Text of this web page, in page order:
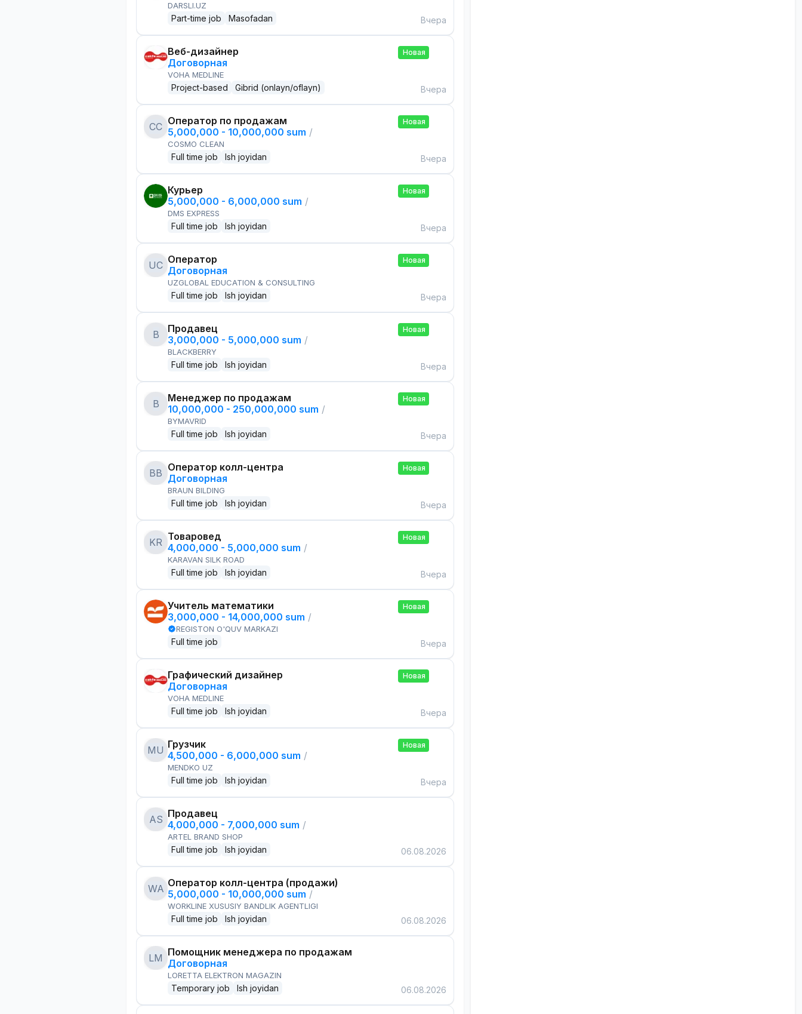
DARSLI.UZ
Part-time job Masofadan Вчера
Веб-дизайнер
Договорная
VOHA MEDLINE
Project-based Gibrid (onlayn/oflayn)
Новая
Вчера
CC Оператор по продажам
5,000,000 - 10,000,000 sum /
COSMO CLEAN
Full time job Ish joyidan
Новая
Вчера
Курьер
5,000,000 - 6,000,000 sum /
DMS EXPRESS
Full time job Ish joyidan
Новая
Вчера
UC Оператор
Договорная
UZGLOBAL EDUCATION & CONSULTING
Full time job Ish joyidan
Новая
Вчера
B
Продавец
3,000,000 - 5,000,000 sum /
BLACKBERRY
Full time job Ish joyidan
Новая
Вчера
B
Менеджер по продажам
10,000,000 - 250,000,000 sum /
BYMAVRID
Full time job Ish joyidan
Новая
Вчера
BB Оператор колл-центра
Договорная
BRAUN BILDING
Full time job Ish joyidan
Новая
Вчера
KR Товаровед
4,000,000 - 5,000,000 sum /
KARAVAN SILK ROAD
Full time job Ish joyidan
Новая
Вчера
Учитель математики
3,000,000 - 14,000,000 sum /
REGISTON O'QUV MARKAZI
Full time job
Новая
Вчера
Графический дизайнер
Договорная
VOHA MEDLINE
Full time job Ish joyidan
Новая
Вчера
MU Грузчик
4,500,000 - 6,000,000 sum /
MENDKO UZ
Full time job Ish joyidan
Новая
Вчера
AS Продавец
4,000,000 - 7,000,000 sum /
ARTEL BRAND SHOP
Full time job Ish joyidan 06.08.2026
WA Оператор колл-центра (продажи)
5,000,000 - 10,000,000 sum /
WORKLINE XUSUSIY BANDLIK AGENTLIGI
Full time job Ish joyidan 06.08.2026
LM Помощник менеджера по продажам
Договорная
LORETTA ELEKTRON MAGAZIN
Temporary job Ish joyidan 06.08.2026